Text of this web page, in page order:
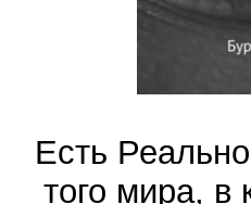
Есть
того мира,